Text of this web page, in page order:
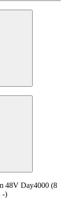
48V Day4000 (8
-)